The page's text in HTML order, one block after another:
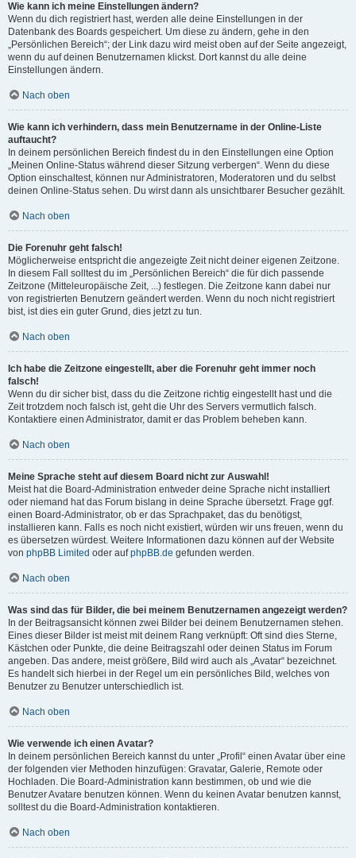
Wie kann ich meine Einstellungen ändern?
Wenn du dich registriert hast, werden alle deine Einstellungen in der
Datenbank des Boards gespeichert. Um diese zu ändern, gehe in den
„Persönlichen Bereich“; der Link dazu wird meist oben auf der Seite angezeigt,
wenn du auf deinen Benutzernamen klickst. Dort kannst du alle deine
Einstellungen ändern.
Nach oben
Wie kann ich verhindern, dass mein Benutzername in der Online-Liste
auftaucht?
In deinem persönlichen Bereich findest du in den Einstellungen eine Option
„Meinen Online-Status während dieser Sitzung verbergen“. Wenn du diese
Option einschaltest, können nur Administratoren, Moderatoren und du selbst
deinen Online-Status sehen. Du wirst dann als unsichtbarer Besucher gezählt.
Nach oben
Die Forenuhr geht falsch!
Möglicherweise entspricht die angezeigte Zeit nicht deiner eigenen Zeitzone.
In diesem Fall solltest du im „Persönlichen Bereich“ die für dich passende
Zeitzone (Mitteleuropäische Zeit, ...) festlegen. Die Zeitzone kann dabei nur
von registrierten Benutzern geändert werden. Wenn du noch nicht registriert
bist, ist dies ein guter Grund, dies jetzt zu tun.
Nach oben
Ich habe die Zeitzone eingestellt, aber die Forenuhr geht immer noch
falsch!
Wenn du dir sicher bist, dass du die Zeitzone richtig eingestellt hast und die
Zeit trotzdem noch falsch ist, geht die Uhr des Servers vermutlich falsch.
Kontaktiere einen Administrator, damit er das Problem beheben kann.
Nach oben
Meine Sprache steht auf diesem Board nicht zur Auswahl!
Meist hat die Board-Administration entweder deine Sprache nicht installiert
oder niemand hat das Forum bislang in deine Sprache übersetzt. Frage ggf.
einen Board-Administrator, ob er das Sprachpaket, das du benötigst,
installieren kann. Falls es noch nicht existiert, würden wir uns freuen, wenn du
es übersetzen würdest. Weitere Informationen dazu können auf der Website
von phpBB Limited oder aufphpBB.de gefunden werden.
Nach oben
Was sind das für Bilder, die bei meinem Benutzernamen angezeigt werden?
In der Beitragsansicht können zwei Bilder bei deinem Benutzernamen stehen.
Eines dieser Bilder ist meist mit deinem Rang verknüpft: Oft sind dies Sterne,
Kästchen oder Punkte, die deine Beitragszahl oder deinen Status im Forum
angeben. Das andere, meist größere, Bild wird auch als „Avatar“ bezeichnet.
Es handelt sich hierbei in der Regel um ein persönliches Bild, welches von
Benutzer zu Benutzer unterschiedlich ist.
Nach oben
Wie verwende ich einen Avatar?
In deinem persönlichen Bereich kannst du unter „Profil“ einen Avatar über eine
der folgenden vier Methoden hinzufügen: Gravatar, Galerie, Remote oder
Hochladen. Die Board-Administration kann bestimmen, ob und wie die
Benutzer Avatare benutzen können. Wenn du keinen Avatar benutzen kannst,
solltest du die Board-Administration kontaktieren.
Nach oben